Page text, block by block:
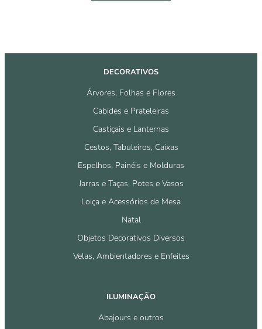
DECORATIVOS
Árvores, Folhas e Flores
Cabides e Prateleiras
Castiçais e Lanternas
Cestos, Tabuleiros, Caixas
Espelhos, Painéis e Molduras
Jarras e Taças, Potes e Vasos
Loiça e Acessórios de Mesa
Natal
Objetos Decorativos Diversos
Velas, Ambientadores e Enfeites
ILUMINAÇÃO
Abajours e outros